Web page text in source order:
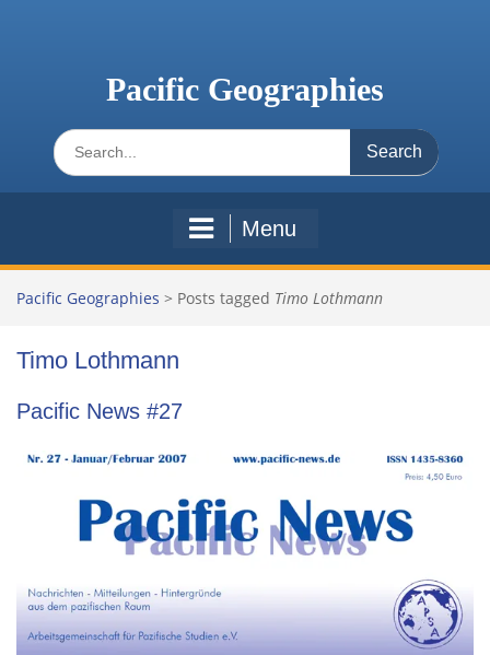
Pacific Geographies
Search
for:
Menu
Pacific Geographies > Posts tagged Timo Lothmann
Timo Lothmann
Pacific News #27